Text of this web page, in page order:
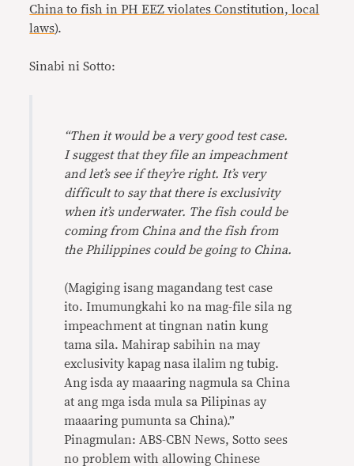
China to fish in PH EEZ violates Constitution, local
laws).
Sinabi ni Sotto:
“Then it would be a very good test case.
I suggest that they file an impeachment
and let’s see if they’re right. It’s very
difficult to say that there is exclusivity
when it’s underwater. The fish could be
coming from China and the fish from
the Philippines could be going to China.
(Magiging isang magandang test case
ito. Imumungkahi ko na mag-file sila ng
impeachment at tingnan natin kung
tama sila. Mahirap sabihin na may
exclusivity kapag nasa ilalim ng tubig.
Ang isda ay maaaring nagmula sa China
at ang mga isda mula sa Pilipinas ay
maaaring pumunta sa China).”
Pinagmulan: ABS-CBN News, Sotto sees
no problem with allowing Chinese